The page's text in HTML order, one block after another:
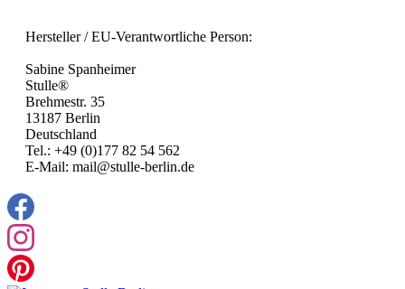
Hersteller / EU-Verantwortliche Person:
Sabine Spanheimer
Stulle®
Brehmestr. 35
13187 Berlin
Deutschland
Tel.: +49 (0)177 82 54 562
E-Mail: mail@stulle-berlin.de